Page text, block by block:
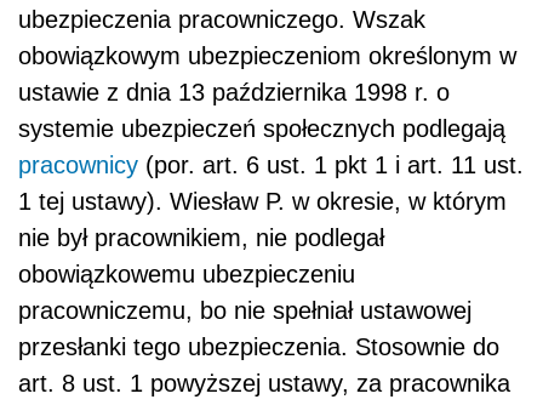
ubezpieczenia pracowniczego. Wszak
obowiązkowym ubezpieczeniom określonym w
ustawie z dnia 13 października 1998 r. o
systemie ubezpieczeń społecznych podlegają
pracownicy (por. art. 6 ust. 1 pkt 1 i art. 11 ust.
1 tej ustawy). Wiesław P. w okresie, w którym
nie był pracownikiem, nie podlegał
obowiązkowemu ubezpieczeniu
pracowniczemu, bo nie spełniał ustawowej
przesłanki tego ubezpieczenia. Stosownie do
art. 8 ust. 1 powyższej ustawy, za pracownika